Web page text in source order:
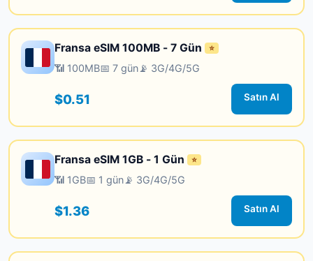
Fransa eSIM 100MB - 7 Gün ⭐
📶 100MB📅 7 gün📡 3G/4G/5G
$0.51 Satın Al
Fransa eSIM 1GB - 1 Gün ⭐
📶 1GB📅 1 gün📡 3G/4G/5G
$1.36 Satın Al